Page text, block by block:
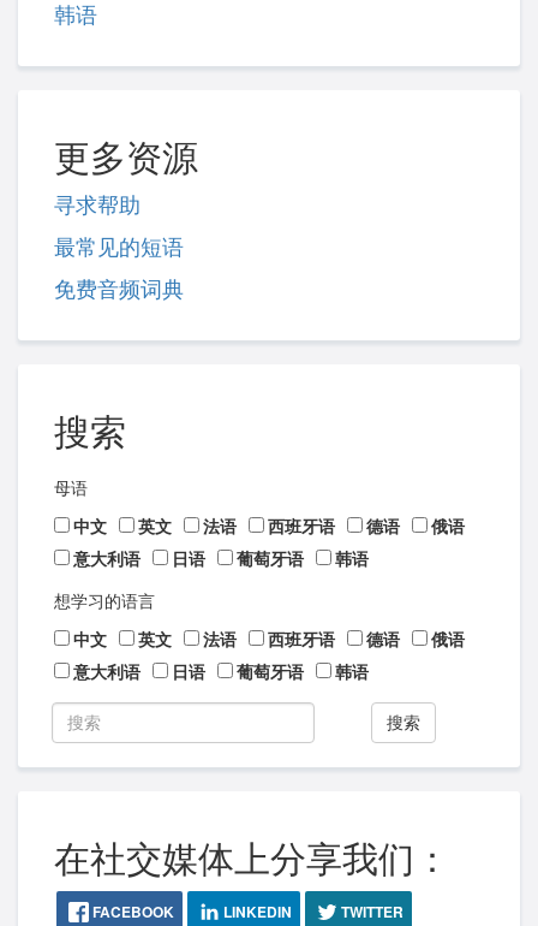
韩语
更多资源
寻求帮助
最常见的短语
免费音频词典
搜索
母语
中文
英文 法语 西班牙语 德语
俄语
意大利语
日语 葡萄牙语 韩语
想学习的语言
中文
英文 法语 西班牙语 德语
俄语
意大利语
日语 葡萄牙语 韩语
搜索
在社交媒体上分享我们：
FACEBOOK LINKEDIN
TWITTER